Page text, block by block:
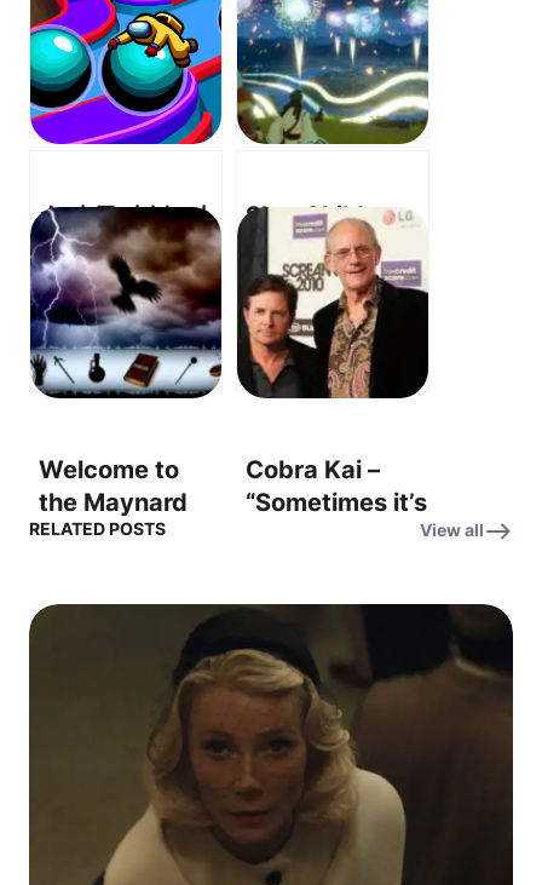
슈퍼 몽키 볼, 어
몽어스 – “크루메
이트, 몽키 볼에
합류하다!”
Sky: Children
of the Light –
“Look at the
dazzling
fireworks! It’s
so
Welcome to
the Maynard
#3 – 마법, 살인,
없는 혼란 속으
Cobra Kai –
“Sometimes it’s
는 때론 돌아볼
RELATED POSTS View all